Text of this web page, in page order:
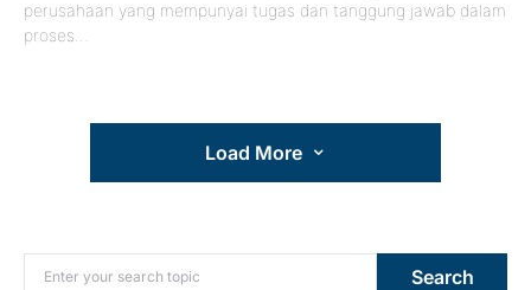
perusahaan yang mempunyai tugas dan tanggung jawab dalam
proses…
Load More
Search for: Search